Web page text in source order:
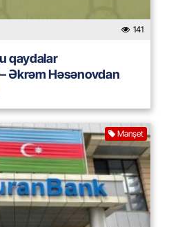
141
qaydalar
Əkrəm Həsənovdan
Manşet